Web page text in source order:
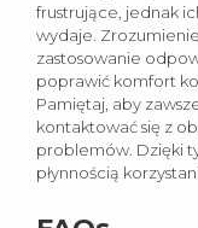
frustrujące, jednak
wydaje.
zastosowanie
poprawić komfort
Pamiętaj, aby
kontaktować się z
problemów. Dzięki
płynnością